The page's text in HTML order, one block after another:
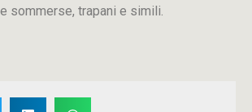
sommerse, trapani e simili.